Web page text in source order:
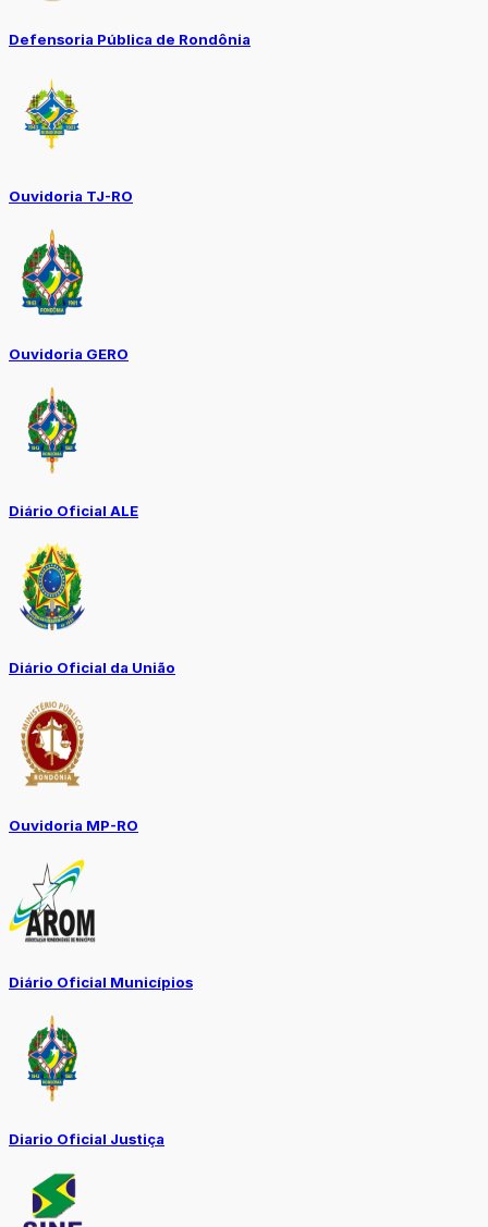
Defensoria Pública de Rondônia
Ouvidoria TJ-RO
Ouvidoria GERO
Diário Oficial ALE
Diário Oficial da União
Ouvidoria MP-RO
Diário Oficial Municípios
Diario Oficial Justiça